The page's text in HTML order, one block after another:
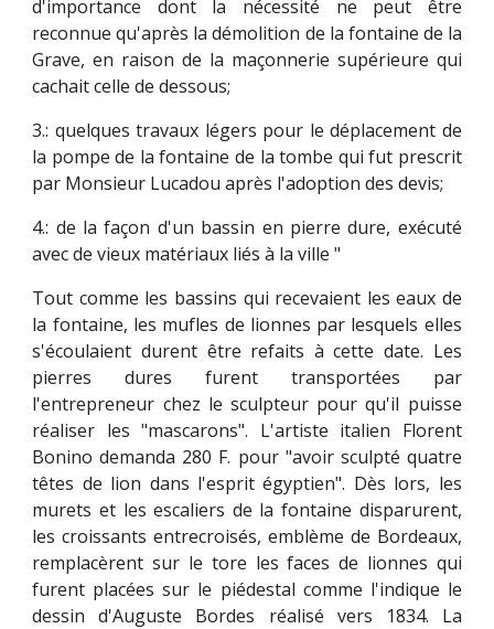
d'importance dont la nécessité ne peut être
reconnue qu'après la démolition de la fontaine de la
Grave, en raison de la maçonnerie supérieure qui
cachait celle de dessous;
3.: quelques travaux légers pour le déplacement de
la pompe de la fontaine de la tombe qui fut prescrit
par Monsieur Lucadou après l'adoption des devis;
4.: de la façon d'un bassin en pierre dure, exécuté
avec de vieux matériaux liés à la ville "
Tout comme les bassins qui recevaient les eaux de
la fontaine, les mufles de lionnes par lesquels elles
s'écoulaient durent être refaits à cette date. Les
pierres dures furent transportées par
l'entrepreneur chez le sculpteur pour qu'il puisse
réaliser les "mascarons". L'artiste italien Florent
Bonino demanda 280 F. pour "avoir sculpté quatre
têtes de lion dans l'esprit égyptien". Dès lors, les
murets et les escaliers de la fontaine disparurent,
les croissants entrecroisés, emblème de Bordeaux,
remplacèrent sur le tore les faces de lionnes qui
furent placées sur le piédestal comme l'indique le
dessin d'Auguste Bordes réalisé vers 1834. La